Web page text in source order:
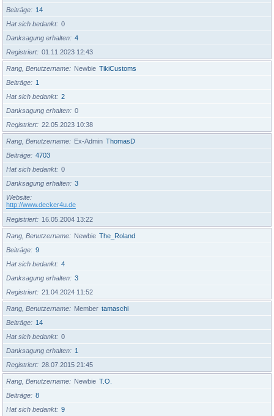
Beiträge
14
Hat sich bedankt
0
Danksagung erhalten
4
Registriert
01.11.2023 12:43
Rang, Benutzername Newbie TikiCustoms
Beiträge
1
Hat sich bedankt
2
Danksagung erhalten
0
Registriert
22.05.2023 10:38
Rang, Benutzername Ex-Admin ThomasD
Beiträge
4703
Hat sich bedankt
0
Danksagung erhalten
3
Website
http://www.decker4u.de
Registriert
16.05.2004 13:22
Rang, Benutzername Newbie The_Roland
Beiträge
9
Hat sich bedankt
4
Danksagung erhalten
3
Registriert
21.04.2024 11:52
Rang, Benutzername Member tamaschi
Beiträge
14
Hat sich bedankt
0
Danksagung erhalten
1
Registriert
28.07.2015 21:45
Rang, Benutzername Newbie T.O.
Beiträge
8
Hat sich bedankt
9